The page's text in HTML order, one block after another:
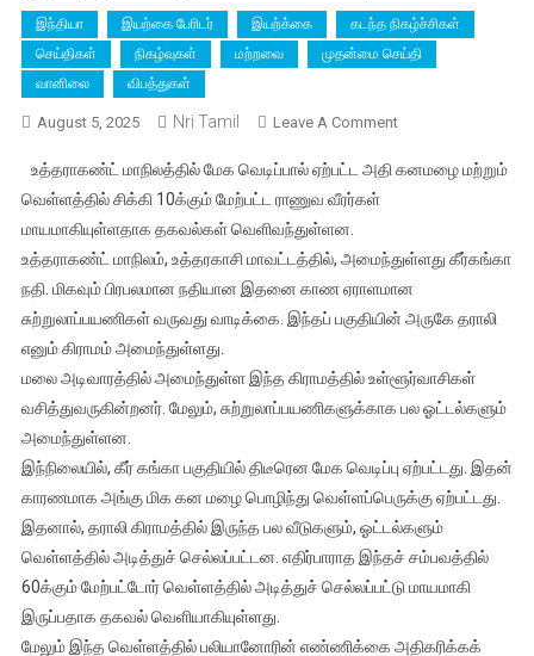
இந்தியா இயற்கை பேரிடர் இயற்க்கை
கடந்த நிகழ்ச்சிகள்
செய்திகள்
நிகழ்வுகள் மற்றவை
முதன்மை செய்தி
வானிலை
விபத்துகள்
August 5, 2025 Nri Tamil Leave A CommentOn
மாநிலத்தில்
வெள்ளம்;
இராணுவ
வீரர்கள்
பலர்
உத்தராகண்ட் மாநிலத்தில் மேக வெடிப்பால் ஏற்பட்ட அதி கனமழை மற்றும்
வெள்ளத்தில் சிக்கி 10க்கும் மேற்பட்ட ராணுவ வீரர்கள்
மாயமாகியுள்ளதாக தகவல்கள் வெளிவந்துள்ளன.
உத்தராகண்ட் மாநிலம், உத்தரகாசி மாவட்டத்தில், அமைந்துள்ளது கீர்கங்கா
நதி. மிகவும் பிரபலமான நதியான இதனை காண ஏராளமான
சுற்றுலாப்பயணிகள் வருவது வாடிக்கை. இந்தப் பகுதியின் அருகே தராலி
எனும் கிராமம் அமைந்துள்ளது.
மலை அடிவாரத்தில் அமைந்துள்ள இந்த கிராமத்தில் உள்ளூர்வாசிகள்
வசித்துவருகின்றனர். மேலும், சுற்றுலாப்பயணிகளுக்காக பல ஓட்டல்களும்
அமைந்துள்ளன.
இந்நிலையில், கீர் கங்கா பகுதியில் திடீரென மேக வெடிப்பு ஏற்பட்டது. இதன்
காரணமாக அங்கு மிக கன மழை பொழிந்து வெள்ளப்பெருக்கு ஏற்பட்டது.
இதனால், தராலி கிராமத்தில் இருந்த பல வீடுகளும், ஓட்டல்களும்
வெள்ளத்தில் அடித்துச் செல்லப்பட்டன. எதிர்பாராத இந்தச் சம்பவத்தில்
60க்கும் மேற்பட்டோர் வெள்ளத்தில் அடித்துச் செல்லப்பட்டு மாயமாகி
இருப்பதாக தகவல் வெளியாகியுள்ளது.
மேலும் இந்த வெள்ளத்தில் பலியானோரின் எண்ணிக்கை அதிகரிக்கக்